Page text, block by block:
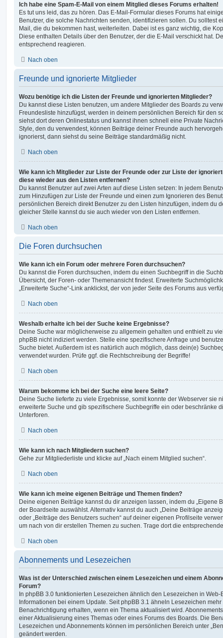
Ich habe eine Spam-E-Mail von einem Mitglied dieses Forums erhalten!
Es tut uns leid, das zu hören. Das E-Mail-Formular dieses Forums hat
Benutzer, die solche Nachrichten senden, identifizieren sollen. Du solltest
Mail, die du bekommen hast, weiterleiten. Dabei ist es ganz wichtig, die
Diese enthalten Details über den Benutzer, der die E-Mail verschickt hat.
entsprechend reagieren.
Nach oben
Freunde und ignorierte Mitglieder
Wozu benötige ich die Listen der Freunde und ignorierten Mitglieder?
Du kannst diese Listen benutzen, um andere Mitglieder des Boards zu
Freundesliste hinzufügst, werden in deinem persönlichen Bereich für den
siehst dort deren Onlinestatus und kannst ihnen schnell eine Private
Style, den du verwendest, können Beiträge deiner Freunde auch
ignorierst, dann siehst du seine Beiträge standardmäßig nicht.
Nach oben
Wie kann ich Mitglieder zur Liste der Freunde oder zur Liste der
diese wieder aus den Listen entfernen?
Du kannst Benutzer auf zwei Arten auf diese Listen setzen: In jedem
zum Hinzufügen zur Liste der Freunde und einen zum Ignorieren des
persönlichen Bereich direkt Benutzer zu den Listen hinzufügen, indem du
gleicher Stelle kannst du sie auch wieder von den Listen entfernen.
Nach oben
Die Foren durchsuchen
Wie kann ich ein Forum oder mehrere Foren durchsuchen?
Du kannst die Foren durchsuchen, indem du einen Suchbegriff in die
Übersicht, der Foren- oder Themenansicht findest. Erweiterte
„Erweiterte Suche“-Link anklickst, der von jeder Seite des Forums aus
Nach oben
Weshalb erhalte ich bei der Suche keine Ergebnisse?
Deine Suche war möglicherweise zu allgemein gehalten und enthielt zu
phpBB nicht indiziert werden. Stelle eine spezifischere Anfrage und
Suche bietet. Außerdem ist es natürlich auch möglich, dass dein(e)
verwendet wurden. Prüfe ggf. die Rechtschreibung der Begriffe!
Nach oben
Warum bekomme ich bei der Suche eine leere Seite?
Deine Suche lieferte zu viele Ergebnisse, somit konnte der Webserver sie
erweiterte Suche und gib spezifischere Suchbegriffe ein oder beschränke
Unterforen.
Nach oben
Wie kann ich nach Mitgliedern suchen?
Gehe zur Mitgliederliste und klicke auf „Nach einem Mitglied suchen“.
Nach oben
Wie kann ich meine eigenen Beiträge und Themen finden?
Deine eigenen Beiträge kannst du dir anzeigen lassen, indem du „Eigene
der Boardseite auswählst. Alternativ kannst du auch „Deine Beiträge
oder „Beiträge des Benutzers suchen“ auf deiner eigenen Profilseite
um nach von dir erstellen Themen zu suchen. Trage dort die
Nach oben
Abonnements und Lesezeichen
Was ist der Unterschied zwischen einem Lesezeichen und einem
Forum?
In phpBB 3.0 funktionierten Lesezeichen ähnlich den Lesezeichen in
Informationen bei einem Update. Seit phpBB 3.1 ähneln Lesezeichen
Benachrichtigung erhalten, wenn ein Thema aktualisiert wird.
einer Aktualisierung eines Themas oder eines Forums des Boards. Die
Lesezeichen und Abonnements können im persönlichen Bereich unter
geändert werden.